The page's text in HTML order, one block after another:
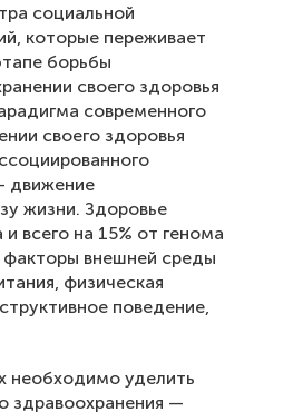
социальной
которые переживает
борьбы
своего здоровья
современного
своего здоровья
движение
жизни. Здоровье
всего на 15% от генома
внешней среды
физическая
поведение,
необходимо уделить
здравоохранения —